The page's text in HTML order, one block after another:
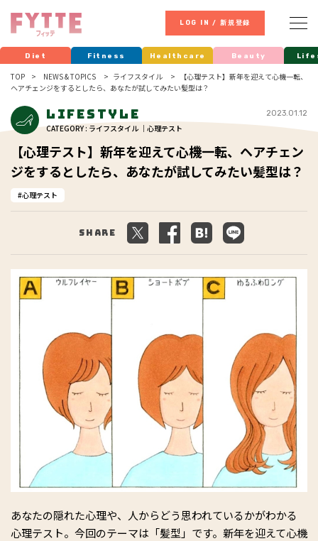
LOG IN / 新規登録
Diet Fitness Healthcare Beauty
TOP NEWS & TOPICS ライフスタイル
【心理テスト】新年を迎えて心機一転、
ヘアチェンジをするとしたら、あなたが試してみたい髪型は？
Lifestyle
CATEGORY : ライフスタイル ｜心理テスト
2023.01.12
【心理テスト】新年を迎えて心機一転、ヘアチェン
ジをするとしたら、あなたが試してみたい髪型は？
心理テスト
Share
あなたの隠れた心理や、人からどう思われているかがわかる
心理テスト。今回のテーマは「髪型」です。新年を迎えて心機